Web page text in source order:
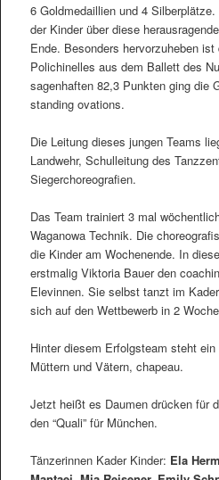
6 Goldmedaillien und 4
der Kinder über diese
Ende. Besonders hervorzuheben ist
Polichinelles aus dem Ballett des
sagenhaften 82,3 Punkten ging die
standing ovations.
Die Leitung dieses jungen Teams
Landwehr, Schulleitung des
Siegerchoreografien.
Das Team trainiert 3 mal
Waganowa Technik. Die
die Kinder am Wochenende. In
erstmalig Viktoria Bauer den
Elevinnen. Sie selbst tanzt im
sich auf den Wettbewerb in 2
Hinter diesem Erfolgsteam steht
Müttern und Vätern, chapeau.
Jetzt heißt es Daumen drücken für
den “Quali” für München.
Tänzerinnen Kader Kinder: Ela